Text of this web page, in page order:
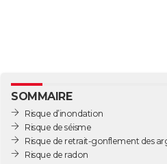
SOMMAIRE
Risque d’inondation
Risque de séisme
Risque de retrait-gonflement des
Risque de radon